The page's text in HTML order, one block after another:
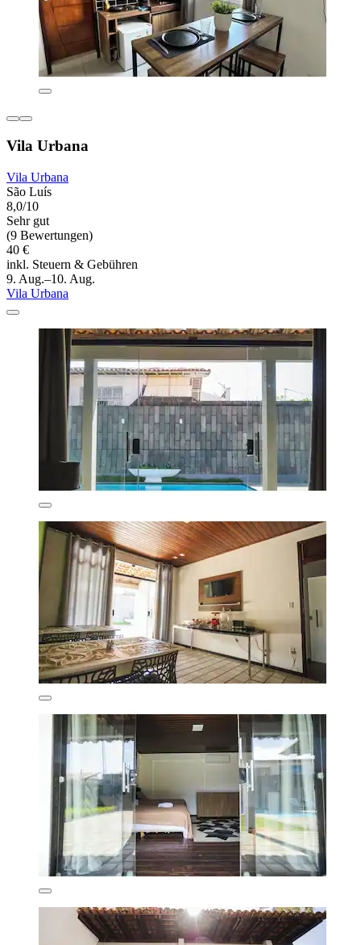
Vila Urbana
Vila Urbana
São Luís
8,0/10
Sehr gut
(9 Bewertungen)
40 €
inkl. Steuern & Gebühren
9. Aug.–10. Aug.
Vila Urbana